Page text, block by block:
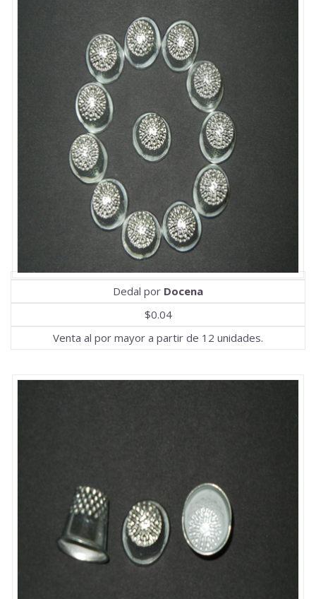
Dedal por Docena
$0.04
Venta al por mayor a partir de 12 unidades.